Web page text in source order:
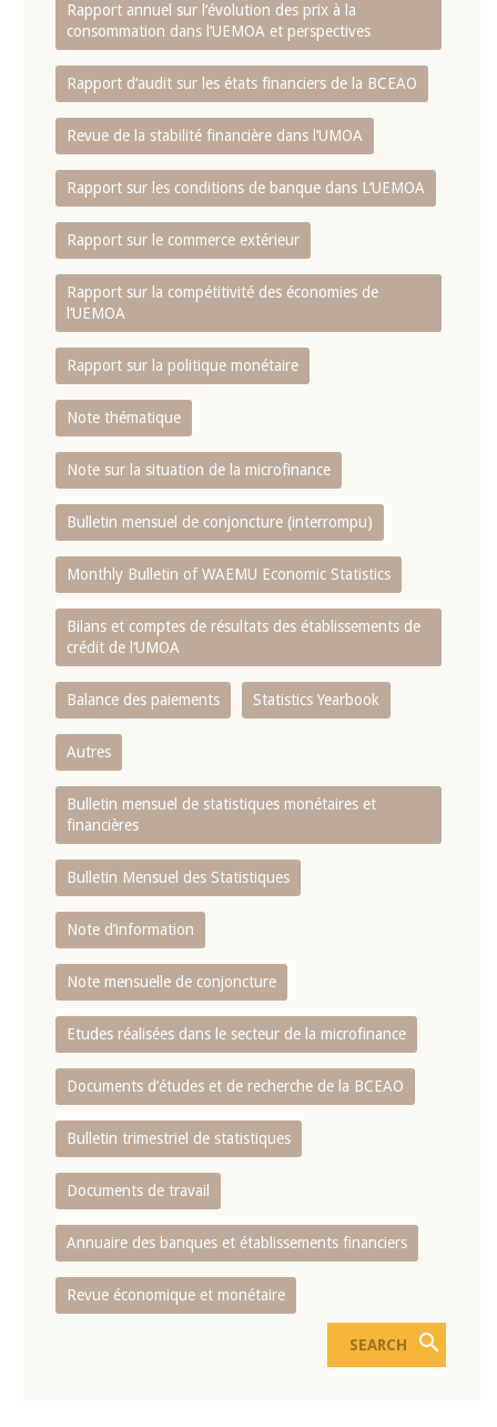
Rapport annuel sur l‘évolution des prix à la
consommation dans l‘UEMOA et perspectives
Rapport d‘audit sur les états financiers de la BCEAO
Revue de la stabilité financière dans l‘UMOA
Rapport sur les conditions de banque dans L‘UEMOA
Rapport sur le commerce extérieur
Rapport sur la compétitivité des économies de
l‘UEMOA
Rapport sur la politique monétaire
Note thématique
Note sur la situation de la microfinance
Bulletin mensuel de conjoncture (interrompu)
Monthly Bulletin of WAEMU Economic Statistics
Bilans et comptes de résultats des établissements de
crédit de l‘UMOA
Balance des paiements Statistics Yearbook
Autres
Bulletin mensuel de statistiques monétaires et
financières
Bulletin Mensuel des Statistiques
Note d’information
Note mensuelle de conjoncture
Etudes réalisées dans le secteur de la microfinance
Documents d’études et de recherche de la BCEAO
Bulletin trimestriel de statistiques
Documents de travail
Annuaire des banques et établissements financiers
Revue économique et monétaire